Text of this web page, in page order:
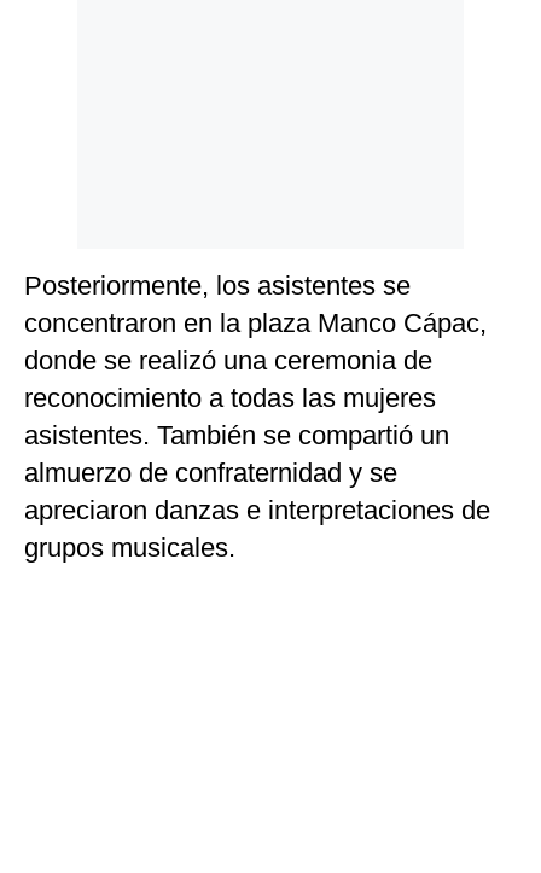
Posteriormente, los asistentes se
concentraron en la plaza Manco Cápac,
donde se realizó una ceremonia de
reconocimiento a todas las mujeres
asistentes. También se compartió un
almuerzo de confraternidad y se
apreciaron danzas e interpretaciones de
grupos musicales.